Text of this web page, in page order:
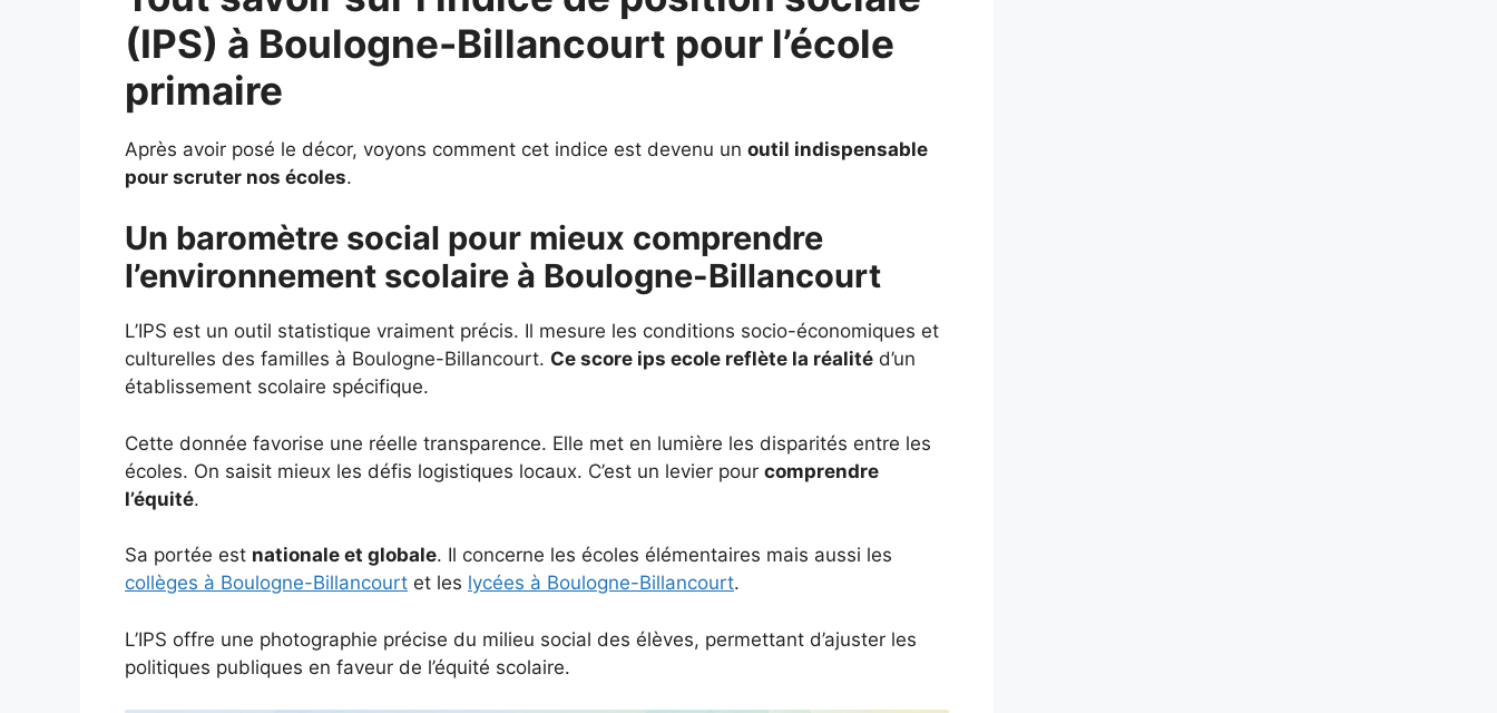
(IPS) à Boulogne-Billancourt pour l’école
primaire
Après avoir posé le décor, voyons comment cet indice est devenu un outil indispensable
pour scruter nos écoles.
Un baromètre social pour mieux comprendre
l’environnement scolaire à Boulogne-Billancourt
L’IPS est un outil statistique vraiment précis. Il mesure les conditions socio-économiques et
culturelles des familles à Boulogne-Billancourt. Ce score ips ecole reflète la réalité d’un
établissement scolaire spécifique.
Cette donnée favorise une réelle transparence. Elle met en lumière les disparités entre les
écoles. On saisit mieux les défis logistiques locaux. C’est un levier pour comprendre
l’équité.
Sa portée est nationale et globale. Il concerne les écoles élémentaires mais aussi les
collèges à Boulogne-Billancourt et les lycées à Boulogne-Billancourt.
L’IPS offre une photographie précise du milieu social des élèves, permettant d’ajuster les
politiques publiques en faveur de l’équité scolaire.